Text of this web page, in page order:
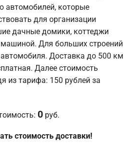
автомобилей, которые
для организации
дачные домики, коттеджи
Для больших строений
Доставка до 500 км
Далее стоимость
из тарифа: 150 рублей за
0 руб.
стоимость доставки!